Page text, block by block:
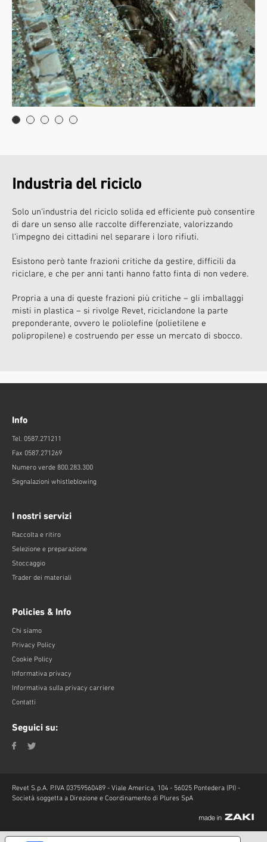
Industria del riciclo
Solo un’industria del riciclo solida ed efficiente può consentire
di dare un senso alle raccolte differenziate, valorizzando
l’impegno dei cittadini nel separare i loro rifiuti.
Esistono però tante frazioni critiche da gestire, difficili da
riciclare, e che per anni tanti hanno fatto finta di non vedere.
Propria a una di queste frazioni più critiche – gli imballaggi
misti in plastica – si rivolge Revet, riciclandone la parte
preponderante, ovvero le poliolefine (polietilene e
polipropilene) e costruendo per esse un mercato di sbocco.
Info
Tel. 0587.271211
Fax 0587.271269
Numero verde 800.283.300
Segnalazioni whistleblowing
I nostri servizi
Raccolta e ritiro
Selezione e preparazione
Stoccaggio
Trader dei materiali
Policies & Info
Chi siamo
Privacy Policy
Cookie Policy
Informativa privacy
Informativa sulla privacy carriere
Contatti
Seguici su:
Revet S.p.A. P.IVA 03759560489 - Viale America, 104 - 56025 Pontedera (PI) -
Società soggetta a Direzione e Coordinamento di Plures SpA